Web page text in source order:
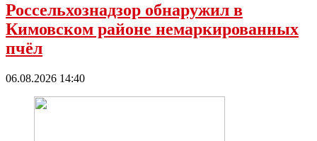
Россельхознадзор обнаружил в
Кимовском районе немаркированных
пчёл
06.08.2026 14:40